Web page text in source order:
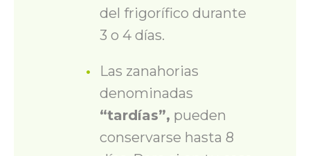
del frigorífico durante
3 o 4 días.
Las zanahorias
denominadas
“tardías”, pueden
conservarse hasta 8